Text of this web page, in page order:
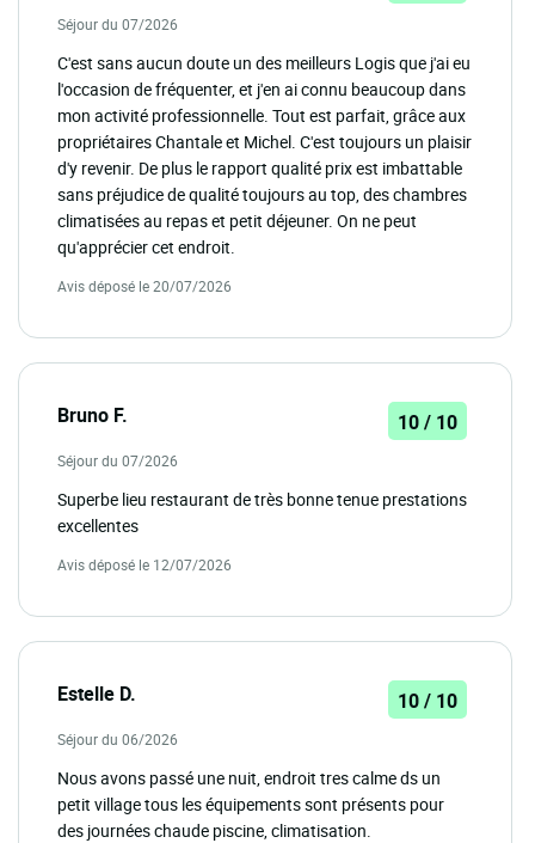
Séjour du 07/2026
C'est sans aucun doute un des meilleurs Logis que j'ai eu
l'occasion de fréquenter, et j'en ai connu beaucoup dans
mon activité professionnelle. Tout est parfait, grâce aux
propriétaires Chantale et Michel. C'est toujours un plaisir
d'y revenir. De plus le rapport qualité prix est imbattable
sans préjudice de qualité toujours au top, des chambres
climatisées au repas et petit déjeuner. On ne peut
qu'apprécier cet endroit.
Avis déposé le 20/07/2026
Bruno F. 10 / 10
Séjour du 07/2026
Superbe lieu restaurant de très bonne tenue prestations
excellentes
Avis déposé le 12/07/2026
Estelle D. 10 / 10
Séjour du 06/2026
Nous avons passé une nuit, endroit tres calme ds un
petit village tous les équipements sont présents pour
des journées chaude piscine, climatisation.